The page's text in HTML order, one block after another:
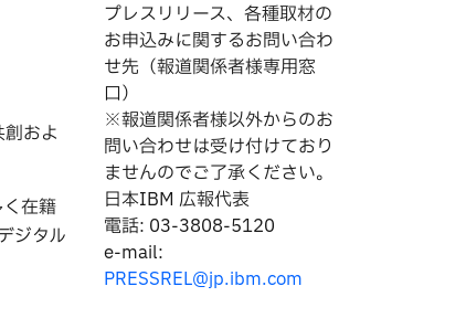
およ
在籍
ジタル
プレスリリース、各種取材の
お申込みに関するお問い合わ
せ先（報道関係者様専用窓
口）
※報道関係者様以外からのお
問い合わせは受け付けており
ませんのでご了承ください。
日本IBM 広報代表
電話: 03-3808-5120
e-mail:
PRESSREL@jp.ibm.com